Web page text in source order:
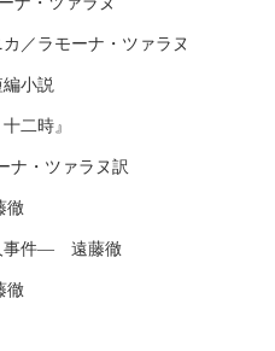
／ラモーナ・ツァラヌ
小説
二時』
ナ・ツァラヌ訳
徹
事件― 遠藤徹
徹